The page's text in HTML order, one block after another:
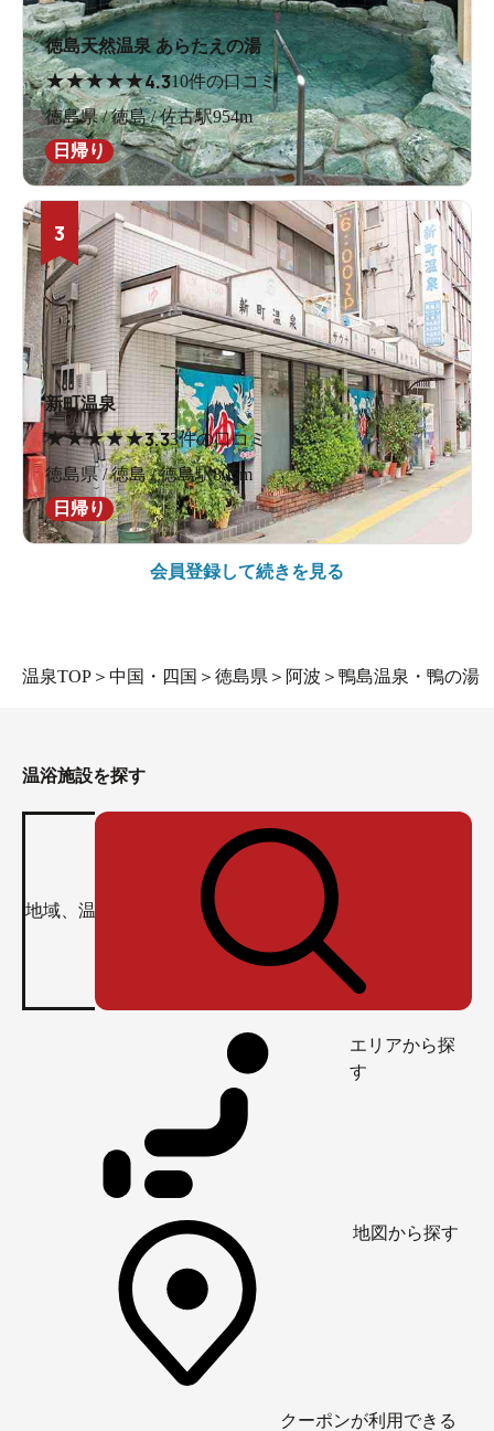
徳島天然温泉 あらたえの湯
★★★★★4.310件の口コミ
徳島県 / 徳島 / 佐古駅954m
日帰り
3
新町温泉
★★★★★3.33件の口コミ
徳島県 / 徳島 / 徳島駅805m
日帰り
会員登録して続きを見る
温泉TOP ＞ 中国・四国 ＞ 徳島県 ＞ 阿波 ＞ 鴨島温泉・鴨の湯
温浴施設を探す
エリアから探
す
地図から探す
クーポンが利用できる